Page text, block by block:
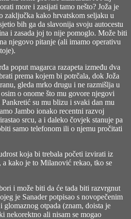
more i zasijati tamo nešto? Joža je
zaključka kako hrvatskom seljaku u
bih ga da slavonija svoju autocestu
i zasada joj to nije pomoglo. Može biti
njegovo pitanje (ali imamo operativu
poput magarca razapeta između dva
prema kojem bi potrčala, dok Joža
gleda mrko drugu i ne razmišlja u
o onome što mu govore njegovi
su mu blizu i svaki dan mu
Jambo ionako recentni razvoj
srcu, a i daleko čovjek stanuje pa
samo telefonom ili o njemu pročitati
koja bi trebala početi izvirati iz
kako je to Milanović rekao, tko se
i može biti da će tada biti razvrgnut
je Sanader potpisao s novopečenim
glomaznog otpada (znam, doista je
nekorektno ali nisam se mogao